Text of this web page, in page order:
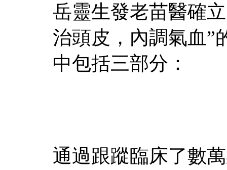
岳靈生發老苗醫確
治頭皮，內調氣血”
中包括三部分：
通過跟蹤臨床了數